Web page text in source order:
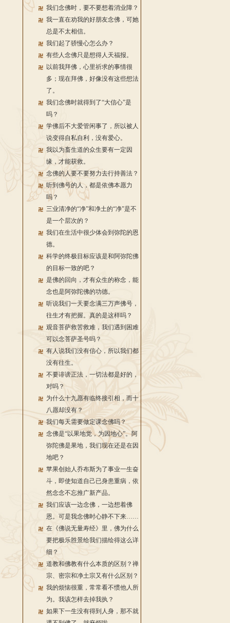
我们念佛时，要不要想着消业障？
我一直在劝我的好朋友念佛，可她
总是不太相信。
我们起了骄慢心怎么办？
有些人念佛只是想得人天福报。
以前我拜佛，心里祈求的事情很
多；现在拜佛，好像没有这些想法
了。
我们念佛时就得到了“大信心”是
吗？
学佛后不大爱管闲事了，所以被人
说变得自私自利，没有爱心。
我以为畜生道的众生要有一定因
缘，才能获救。
念佛的人要不要努力去行持善法？
听到佛号的人，都是依佛本愿力
吗？
三业清净的“净”和净土的“净”是不
是一个层次的？
我们在生活中很少体会到弥陀的恩
德。
科学的终极目标应该是和阿弥陀佛
的目标一致的吧？
是佛的回向，才有众生的称念，能
念也是阿弥陀佛的功德。
听说我们一天要念满三万声佛号，
往生才有把握。真的是这样吗？
观音菩萨救苦救难，我们遇到困难
可以念菩萨圣号吗？
有人说我们没有信心，所以我们都
没有往生。
不要诽谤正法，一切法都是好的，
对吗？
为什么十九愿有临终接引相，而十
八愿却没有？
我们每天需要做定课念佛吗？
念佛是“以果地觉，为因地心”。阿
弥陀佛是果地，我们现在还是在因
地吧？
苹果创始人乔布斯为了事业一生奋
斗，即使知道自己已身患重病，依
然念念不忘推广新产品。
我们应该一边念佛，一边想着佛
恩。可是我念佛时心静不下来……
在《佛说无量寿经》里，佛为什么
要把极乐胜景给我们描绘得这么详
细？
道教和佛教有什么本质的区别？禅
宗、密宗和净土宗又有什么区别？
我的烦恼很重，常常看不惯他人所
为。我该怎样去掉我执？
如果下一生没有得到人身，那不就